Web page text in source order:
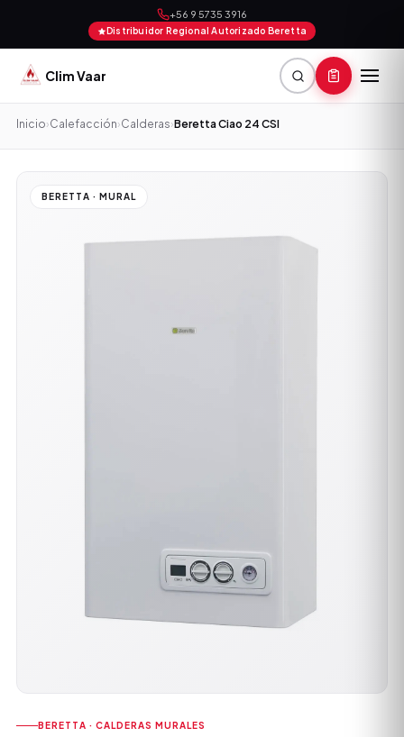
+56 9 5735 3916
Distribuidor Regional Autorizado Beretta
Clim Vaar
Inicio›Calefacción›Calderas›Beretta Ciao 24 CSI
BERETTA · MURAL
BERETTA · CALDERAS MURALES